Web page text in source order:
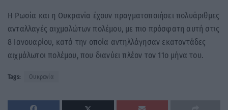
Η Ρωσία και η Ουκρανία έχουν πραγματοποιήσει πολυάριθμες
ανταλλαγές αιχμαλώτων πολέμου, με πιο πρόσφατη αυτή στις
8 Ιανουαρίου, κατά την οποία αντηλλάγησαν εκατοντάδες
αιχμάλωτοι πολέμου, που διανύει πλέον τον 11ο μήνα του.
Tags: Ουκρανία